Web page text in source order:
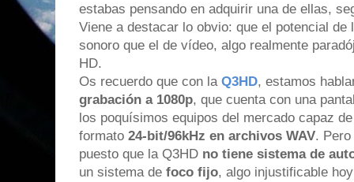
estabas pensando en adquirir una de ellas,
Viene a destacar lo obvio: que el potencial
sonoro que el de vídeo, algo realmente
HD.
Os recuerdo que con la Q3HD, estamos
grabación a 1080p, que cuenta con una
los poquísimos equipos del mercado capaz
formato 24-bit/96kHz en archivos WAV.
puesto que la Q3HD no tiene sistema de
un sistema de foco fijo, algo injustificable